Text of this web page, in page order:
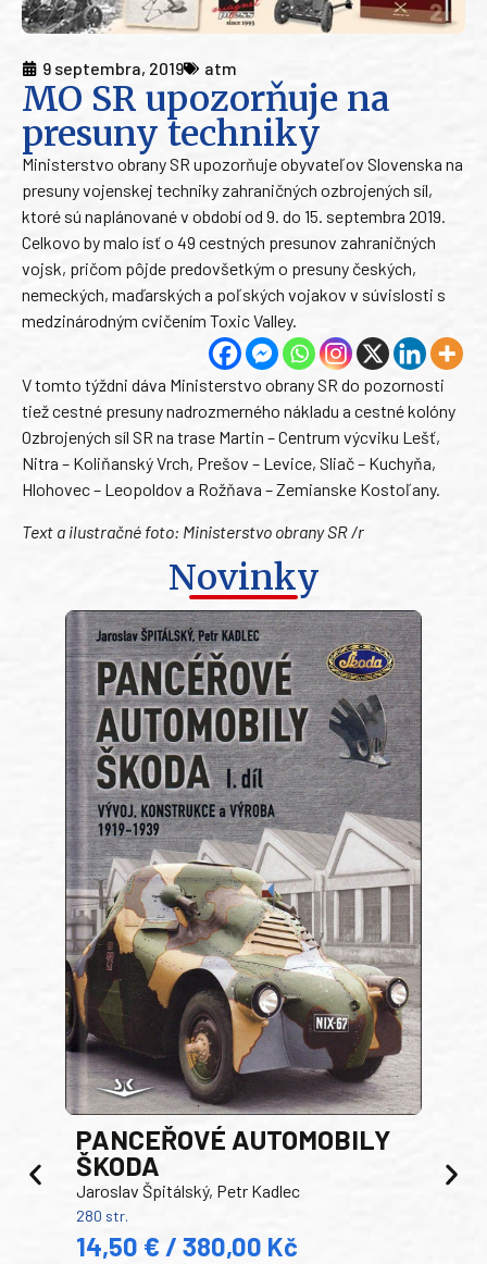
9 septembra, 2019 atm
MO SR upozorňuje na
presuny techniky
Ministerstvo obrany SR upozorňuje obyvateľov Slovenska na
presuny vojenskej techniky zahraničných ozbrojených síl,
ktoré sú naplánované v období od 9. do 15. septembra 2019.
Celkovo by malo ísť o 49 cestných presunov zahraničných
vojsk, pričom pôjde predovšetkým o presuny českých,
nemeckých, maďarských a poľských vojakov v súvislosti s
medzinárodným cvičením Toxic Valley.
V tomto týždni dáva Ministerstvo obrany SR do pozornosti
tiež cestné presuny nadrozmerného nákladu a cestné kolóny
Ozbrojených síl SR na trase Martin – Centrum výcviku Lešť,
Nitra – Koliňanský Vrch, Prešov – Levice, Sliač – Kuchyňa,
Hlohovec – Leopoldov a Rožňava – Zemianske Kostoľany.
Text a ilustračné foto: Ministerstvo obrany SR /r
Novinky
PANCEŘOVÉ AUTOMOBILY
ŠKODA
Jaroslav Špitálský, Petr Kadlec
280 str.
14,50 € / 380,00 Kč